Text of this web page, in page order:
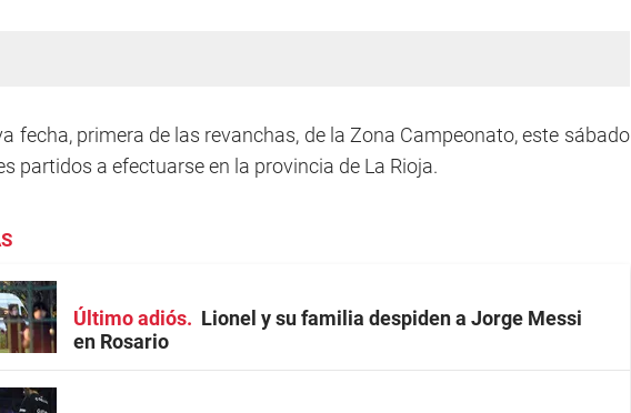
fecha, primera de las revanchas, de la Zona Campeonato, este sábado
partidos a efectuarse en la provincia de La Rioja.
Último adiós
Lionel y su familia despiden a Jorge Messi
en Rosario